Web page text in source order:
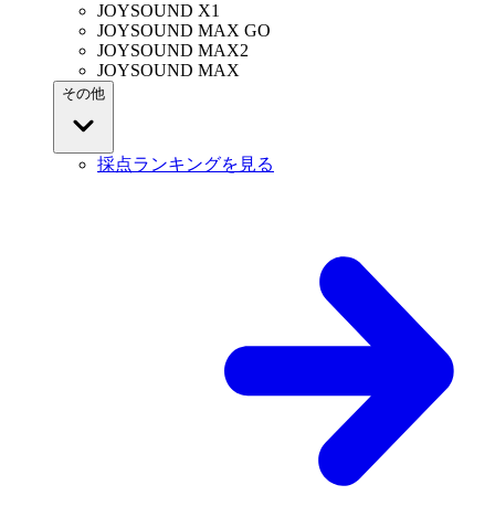
JOYSOUND X1
JOYSOUND MAX GO
JOYSOUND MAX2
JOYSOUND MAX
その他
採点ランキングを見る